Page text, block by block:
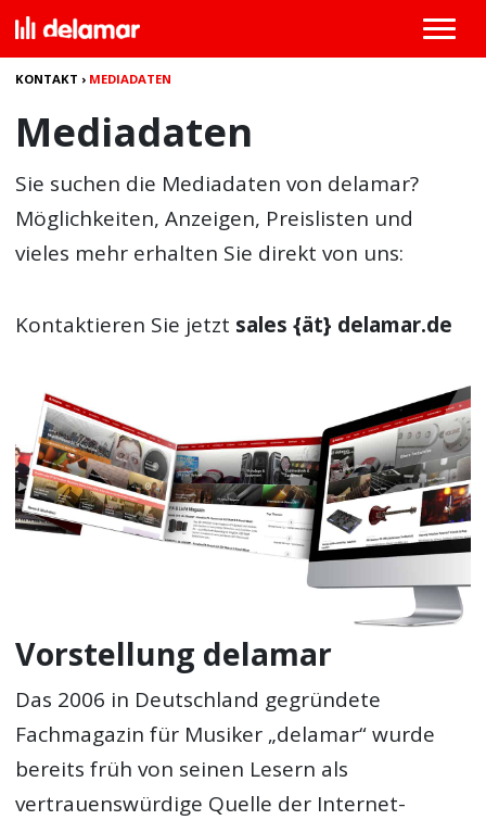
KONTAKT › MEDIADATEN
Mediadaten
Sie suchen die Mediadaten von delamar?
Möglichkeiten, Anzeigen, Preislisten und
vieles mehr erhalten Sie direkt von uns:
Kontaktieren Sie jetzt sales {ät} delamar.de
Vorstellung delamar
Das 2006 in Deutschland gegründete
Fachmagazin für Musiker „delamar“ wurde
bereits früh von seinen Lesern als
vertrauenswürdige Quelle der Internet-